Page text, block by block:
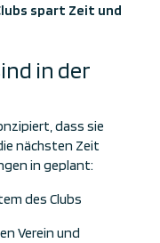
spart Zeit und
in der
dass sie
nächsten Zeit
in geplant:
des Clubs
Verein und